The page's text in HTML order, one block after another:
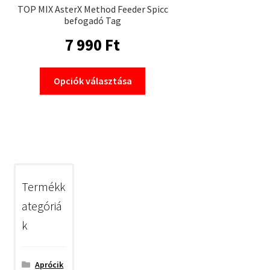
TOP MIX AsterX Method Feeder Spicc
befogadó Tag
7 990 Ft
Opciók választása
Termékk
ategóriá
k
Aprócik